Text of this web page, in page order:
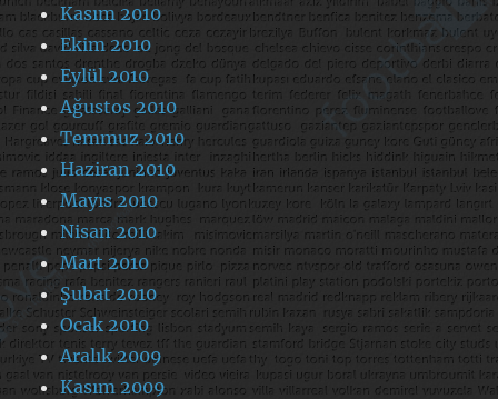
Kasım 2010
Ekim 2010
Eylül 2010
Ağustos 2010
Temmuz 2010
Haziran 2010
Mayıs 2010
Nisan 2010
Mart 2010
Şubat 2010
Ocak 2010
Aralık 2009
Kasım 2009